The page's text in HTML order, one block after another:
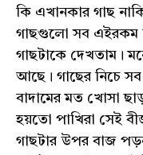
কি এখানকার গাছ
গাছগুলো সব এইরকম
গাছটাকে দেখতাম।
আছে। গাছের নিচে
বাদামের মত খোসা
হয়তো পাখিরা সেই
গাছটার উপর বাজ